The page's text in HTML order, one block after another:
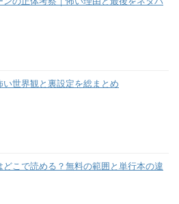
い世界観と裏設定を総まとめ
どこで読める？無料の範囲と単行本の違